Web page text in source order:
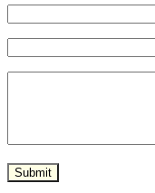
Submit